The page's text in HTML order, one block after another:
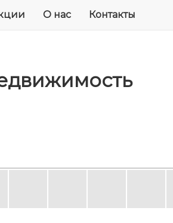
О нас Контакты